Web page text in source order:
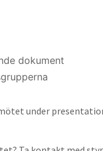
dokument
under